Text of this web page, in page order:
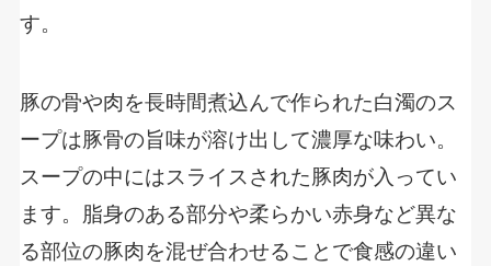
す。
豚の骨や肉を長時間煮込んで作られた白濁のス
ープは豚骨の旨味が溶け出して濃厚な味わい。
スープの中にはスライスされた豚肉が入ってい
ます。脂身のある部分や柔らかい赤身など異な
る部位の豚肉を混ぜ合わせることで食感の違い